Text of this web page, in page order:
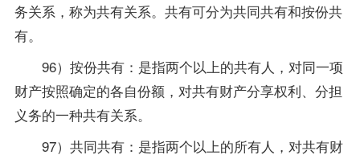
务关系，称为共有关系。共有可分为共同共有和按份共
有。
96）按份共有：是指两个以上的共有人，对同一项
财产按照确定的各自份额，对共有财产分享权利、分担
义务的一种共有关系。
97）共同共有：是指两个以上的所有人，对共有财